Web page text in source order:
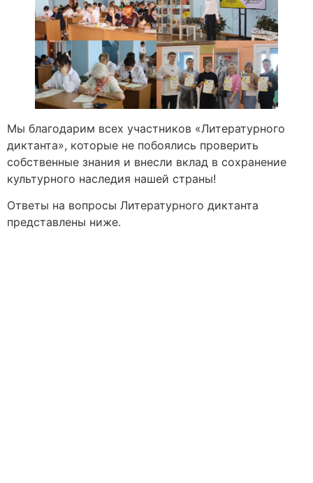
Мы благодарим всех участников «Литературного
диктанта», которые не побоялись проверить
собственные знания и внесли вклад в сохранение
культурного наследия нашей страны!
Ответы на вопросы Литературного диктанта
представлены ниже.